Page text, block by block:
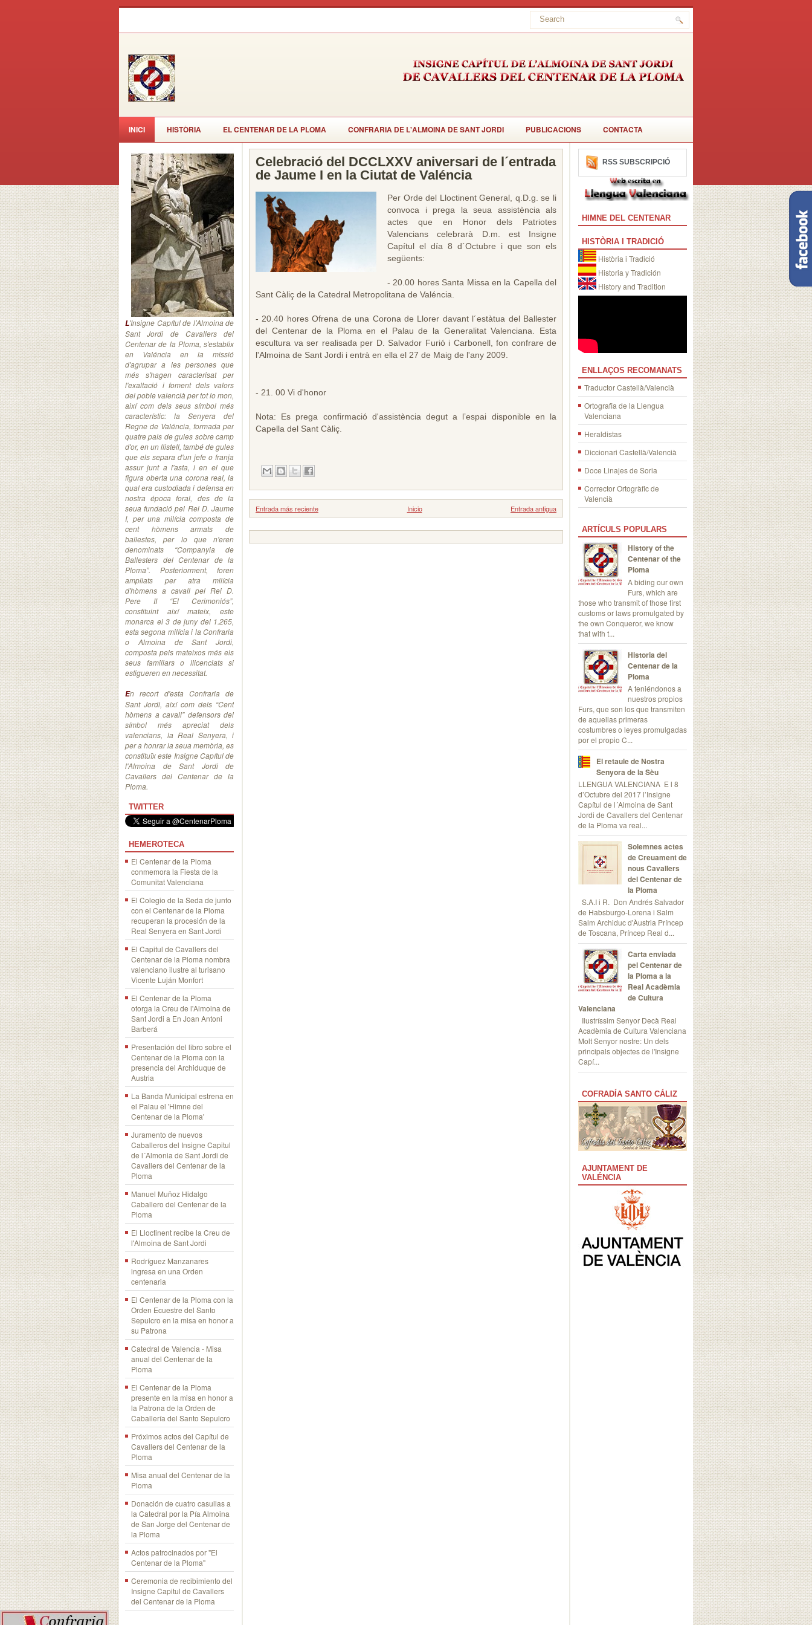
INICI HISTÒRIA EL CENTENAR DE LA PLOMA CONFRARIA DE L'ALMOINA DE SANT JORDI PUBLICACIONS CONTACTA
L'Insigne Capítul de l’Almoina de
Sant Jordi de Cavallers del
Centenar de la Ploma, s'establix
en Valéncia en la missió
d'agrupar a les persones que
més s'hagen caracterisat per
l'exaltació i foment dels valors
del poble valencià per tot lo mon,
així com dels seus símbol més
característic: la Senyera del
Regne de Valéncia, formada per
quatre pals de gules sobre camp
d'or, en un llistell, també de gules
que els separa d'un jefe o franja
assur junt a l'asta, i en el que
figura oberta una corona real, la
qual era custodiada i defensa en
nostra época foral, des de la
seua fundació pel Rei D. Jaume
I, per una milícia composta de
cent hòmens armats de
ballestes, per lo que n'eren
denominats “Companyia de
Ballesters del Centenar de la
Ploma”. Posteriorment, foren
ampliats per atra milícia
d'hòmens a cavall pel Rei D.
Pere II “El Cerimoniós”,
constituint així mateix, este
monarca el 3 de juny del 1.265,
esta segona milícia i la Confraria
o Almoina de Sant Jordi,
composta pels mateixos més els
seus familiars o llicenciats si
estigueren en necessitat.
En recort d'esta Confraria de
Sant Jordi, així com dels “Cent
hòmens a cavall” defensors del
símbol més apreciat dels
valencians, la Real Senyera, i
per a honrar la seua memòria, es
constituïx este Insigne Capítul de
l'Almoina de Sant Jordi de
Cavallers del Centenar de la
Ploma.
TWITTER
HEMEROTECA
El Centenar de la Ploma
conmemora la Fiesta de la
Comunitat Valenciana
El Colegio de la Seda de junto
con el Centenar de la Ploma
recuperan la procesión de la
Real Senyera en Sant Jordi
El Capitul de Cavallers del
Centenar de la Ploma nombra
valenciano ilustre al turisano
Vicente Luján Monfort
El Centenar de la Ploma
otorga la Creu de l'Almoina de
Sant Jordi a En Joan Antoni
Barberá
Presentación del libro sobre el
Centenar de la Ploma con la
presencia del Archiduque de
Austria
La Banda Municipal estrena en
el Palau el 'Himne del
Centenar de la Ploma'
Juramento de nuevos
Caballeros del Insigne Capitul
de l´Almonia de Sant Jordi de
Cavallers del Centenar de la
Ploma
Manuel Muñoz Hidalgo
Caballero del Centenar de la
Ploma
El Lloctinent recibe la Creu de
l'Almoina de Sant Jordi
Rodríguez Manzanares
ingresa en una Orden
centenaria
El Centenar de la Ploma con la
Orden Ecuestre del Santo
Sepulcro en la misa en honor a
su Patrona
Catedral de Valencia - Misa
anual del Centenar de la
Ploma
El Centenar de la Ploma
presente en la misa en honor a
la Patrona de la Orden de
Caballería del Santo Sepulcro
Próximos actos del Capítul de
Cavallers del Centenar de la
Ploma
Misa anual del Centenar de la
Ploma
Donación de cuatro casullas a
la Catedral por la Pía Almoina
de San Jorge del Centenar de
la Ploma
Actos patrocinados por "El
Centenar de la Ploma"
Ceremonia de recibimiento del
Insigne Capitul de Cavallers
del Centenar de la Ploma
Celebració del DCCLXXV aniversari de l´entrada
de Jaume I en la Ciutat de Valéncia
Per Orde del Lloctinent General, q.D.g. se li
convoca i prega la seua assistència als
actes que en Honor dels Patriotes
Valencians celebrarà D.m. est Insigne
Capítul el día 8 d´Octubre i que son els
següents:
- 20.00 hores Santa Missa en la Capella del
Sant Càliç de la Catedral Metropolitana de Valéncia.
- 20.40 hores Ofrena de una Corona de Llorer davant l´estàtua del Ballester
del Centenar de la Ploma en el Palau de la Generalitat Valenciana. Esta
escultura va ser realisada per D. Salvador Furió i Carbonell, fon confrare de
l'Almoina de Sant Jordi i entrà en ella el 27 de Maig de l'any 2009.
- 21. 00 Vi d'honor
Nota: Es prega confirmació d'assistència degut a l’espai disponible en la
Capella del Sant Càliç.
Entrada más reciente Entrada antigua
Inicio
RSS SUBSCRIPCIÓ
HIMNE DEL CENTENAR
HISTÒRIA I TRADICIÓ
Història i Tradició
Historia y Tradición
History and Tradition
ENLLAÇOS RECOMANATS
Traductor Castellà/Valencià
Ortografia de la Llengua
Valenciana
Heraldistas
Diccionari Castellà/Valencià
Doce Linajes de Soria
Corrector Ortogràfic de
Valencià
ARTÍCULS POPULARS
History of the
Centenar of the
Ploma
A biding our own
Furs, which are
those who transmit of those first
customs or laws promulgated by
the own Conqueror, we know
that with t...
Historia del
Centenar de la
Ploma
A teniéndonos a
nuestros propios
Furs, que son los que transmiten
de aquellas primeras
costumbres o leyes promulgadas
por el propio C...
El retaule de Nostra
Senyora de la Sèu
LLENGUA VALENCIANA E l 8
d’Octubre del 2017 l’Insigne
Capítul de l´Almoina de Sant
Jordi de Cavallers del Centenar
de la Ploma va real...
Solemnes actes
de Creuament de
nous Cavallers
del Centenar de
la Ploma
S.A.I i R. Don Andrés Salvador
de Habsburgo-Lorena i Salm
Salm Archiduc d'Àustria Príncep
de Toscana, Príncep Real d...
Carta enviada
pel Centenar de
la Ploma a la
Real Acadèmia
de Cultura
Valenciana
Ilustríssim Senyor Decà Real
Acadèmia de Cultura Valenciana
Molt Senyor nostre: Un dels
principals objectes de l'Insigne
Capí...
COFRADÍA SANTO CÁLIZ
AJUNTAMENT DE
VALÉNCIA